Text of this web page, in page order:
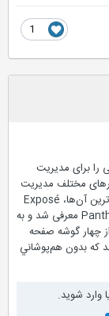
برای مدیریت
مختلف مدیریت
پنجره آزموده‌اند. نخستين این روش‌ها و به‌نوعی موفق‌ترین آن‌ها، Exposé
بود (شكل 7) که در سال 2003 و همزمان با نسخه Panther معرفی شد و به
چهار گوشه صفحه
بدون هم‌پوشاني
شوید.